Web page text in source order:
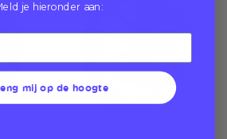
je hieronder aan:
mij op de hoogte